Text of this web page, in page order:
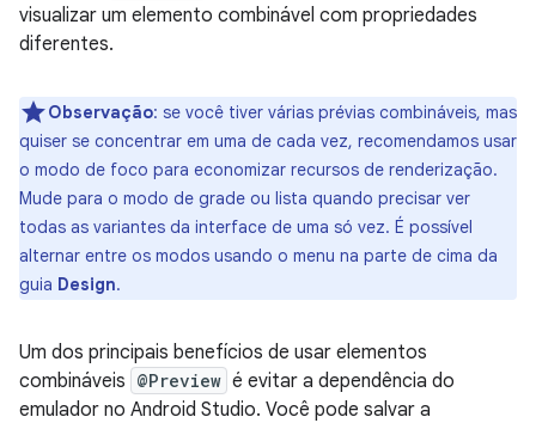
visualizar um elemento combinável com propriedades
diferentes.
Observação: se você tiver várias prévias combináveis, mas
quiser se concentrar em uma de cada vez, recomendamos usar
o modo de foco para economizar recursos de renderização.
Mude para o modo de grade ou lista quando precisar ver
todas as variantes da interface de uma só vez. É possível
alternar entre os modos usando o menu na parte de cima da
guia Design.
Um dos principais benefícios de usar elementos
combináveis @Preview é evitar a dependência do
emulador no Android Studio. Você pode salvar a